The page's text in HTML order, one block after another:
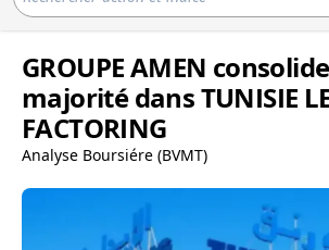
GROUPE AMEN
majorité dans TUNISIE
FACTORING
Analyse Boursiére (BVMT)